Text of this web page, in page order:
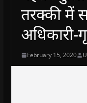
तरक्की में
अधिकारी-
February 15, 2020